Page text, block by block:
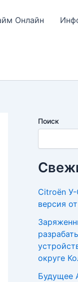
Онлайн
Поиск
Citroën У-
версия
округе
Будущее